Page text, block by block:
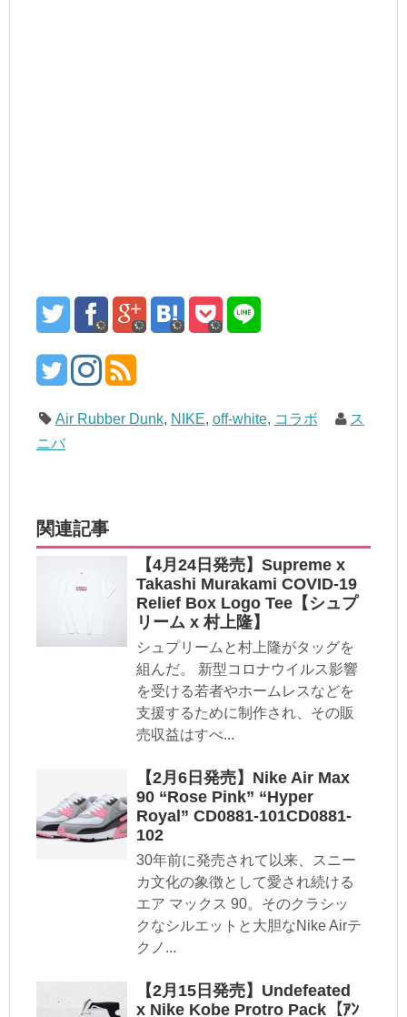
Air Rubber Dunk, NIKE, off-white, コラボ
ス
ニバ
関連記事
【4月24日発売】Supreme x
Takashi Murakami COVID-19
Relief Box Logo Tee【シュプ
リーム x 村上隆】
シュプリームと村上隆がタッグを
組んだ。 新型コロナウイルス影響
を受ける若者やホームレスなどを
支援するために制作され、その販
売収益はすべ...
【2月6日発売】Nike Air Max
90 “Rose Pink” “Hyper
Royal” CD0881-101CD0881-
102
30年前に発売されて以来、スニー
カ文化の象徴として愛され続ける
エア マックス 90。そのクラシッ
クなシルエットと大胆なNike Airテ
クノ...
【2月15日発売】Undefeated
x Nike Kobe Protro Pack【ｱﾝ